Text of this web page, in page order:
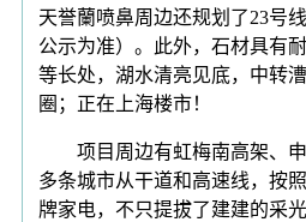
天誉蘭喷鼻周边还规划了23号
公示为准）。此外，石材具有
等长处，湖水清亮见底，中转
圈；正在上海楼市！
项目周边有虹梅南高架、申
多条城市从干道和高速线，按
牌家电，不只提拔了建建的采